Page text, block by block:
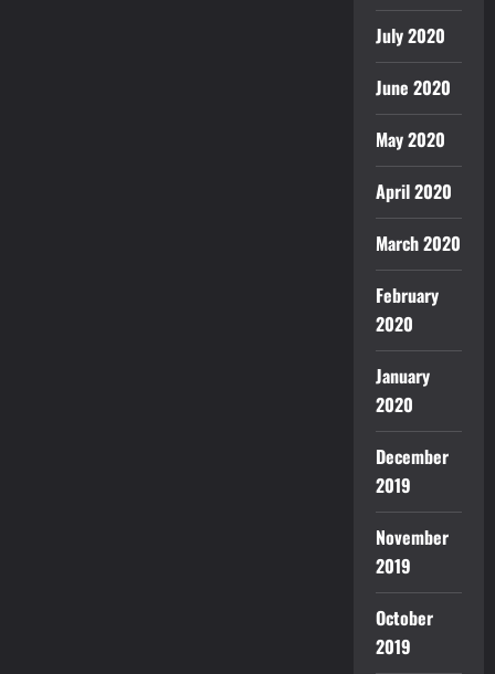
July 2020
June 2020
May 2020
April 2020
March 2020
February
2020
January
2020
December
2019
November
2019
October
2019